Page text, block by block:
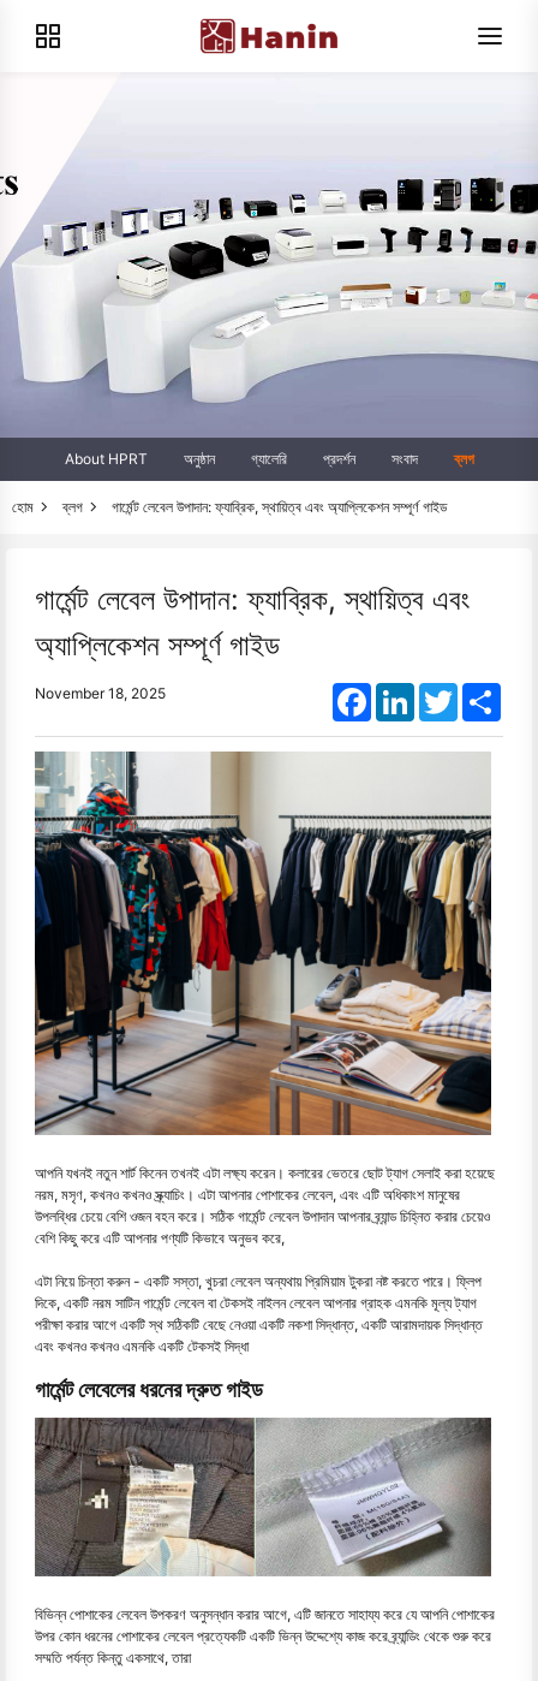
About HPRT অনুষ্ঠান গ্যালেরি প্রদর্শন সংবাদ ব্লগ
হোম ব্লগ গার্মেন্ট লেবেল উপাদান: ফ্যাব্রিক, স্থায়িত্ব এবং অ্যাপ্লিকেশন সম্পূর্ণ গাইড
গার্মেন্ট লেবেল উপাদান: ফ্যাব্রিক, স্থায়িত্ব এবং
অ্যাপ্লিকেশন সম্পূর্ণ গাইড
November 18, 2025 FacebookLinkedInTwitter
আপনি যখনই নতুন শার্ট কিনেন তখনই এটা লক্ষ্য করেন। কলারের ভেতরে ছোট ট্যাগ সেলাই করা হয়েছে
নরম, মসৃণ, কখনও কখনও স্ক্র্যাচিং। এটা আপনার পোশাকের লেবেল, এবং এটি অধিকাংশ মানুষের
উপলব্ধির চেয়ে বেশি ওজন বহন করে। সঠিক গার্মেন্ট লেবেল উপাদান আপনার ব্র্যান্ড চিহ্নিত করার চেয়েও
বেশি কিছু করে এটি আপনার পণ্যটি কিভাবে অনুভব করে,
এটা নিয়ে চিন্তা করুন - একটি সস্তা, খুচরা লেবেল অন্যথায় প্রিমিয়াম টুকরা নষ্ট করতে পারে। ফ্লিপ
দিকে, একটি নরম সাটিন গার্মেন্ট লেবেল বা টেকসই নাইলন লেবেল আপনার গ্রাহক এমনকি মূল্য ট্যাগ
পরীক্ষা করার আগে একটি স্থ সঠিকটি বেছে নেওয়া একটি নকশা সিদ্ধান্ত, একটি আরামদায়ক সিদ্ধান্ত
এবং কখনও কখনও এমনকি একটি টেকসই সিদ্ধা
গার্মেন্ট লেবেলের ধরনের দ্রুত গাইড
বিভিন্ন পোশাকের লেবেল উপকরণ অনুসন্ধান করার আগে, এটি জানতে সাহায্য করে যে আপনি পোশাকের
উপর কোন ধরনের পোশাকের লেবেল প্রত্যেকটি একটি ভিন্ন উদ্দেশ্যে কাজ করে ব্র্যান্ডিং থেকে শুরু করে
সম্মতি পর্যন্ত কিন্তু একসাথে, তারা